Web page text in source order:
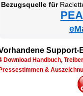
Be­zugs­quel­le für
Sup­port-
Down­load Hand­buch,
Pres­se­stim­men &